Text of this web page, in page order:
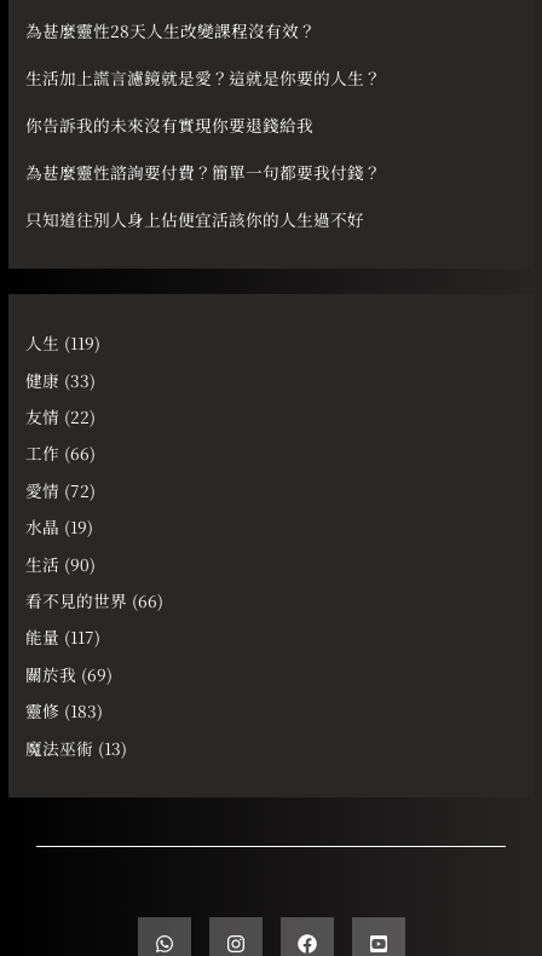
字
為甚麼靈性28天人生改變課程沒有效？
生活加上謊言濾鏡就是愛？這就是你要的人生？
你告訴我的未來沒有實現你要退錢給我
為甚麼靈性諮詢要付費？簡單一句都要我付錢？
只知道往別人身上佔便宜活該你的人生過不好
人生 (119)
健康 (33)
友情 (22)
工作 (66)
愛情 (72)
水晶 (19)
生活 (90)
看不見的世界 (66)
能量 (117)
關於我 (69)
靈修 (183)
魔法巫術 (13)